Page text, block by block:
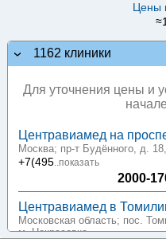
Цены
1162 клиники
Для уточнения цены и
Центравиамед на
Москва; пр-т Будённого, д.
+7(495..показать
2000-
Центравиамед в
Московская область; пос.
м. Некрасовка